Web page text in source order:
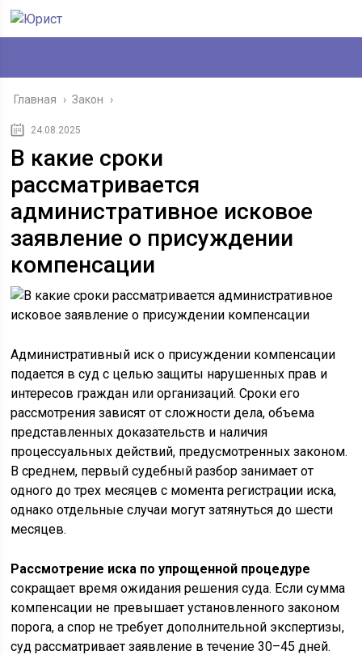
Главная › Закон ›
24.08.2025
В какие сроки
рассматривается
административное исковое
заявление о присуждении
компенсации
Административный иск о присуждении компенсации
подается в суд с целью защиты нарушенных прав и
интересов граждан или организаций. Сроки его
рассмотрения зависят от сложности дела, объема
представленных доказательств и наличия
процессуальных действий, предусмотренных законом.
В среднем, первый судебный разбор занимает от
одного до трех месяцев с момента регистрации иска,
однако отдельные случаи могут затянуться до шести
месяцев.
Рассмотрение иска по упрощенной процедуре
сокращает время ожидания решения суда. Если сумма
компенсации не превышает установленного законом
порога, а спор не требует дополнительной экспертизы,
суд рассматривает заявление в течение 30–45 дней.